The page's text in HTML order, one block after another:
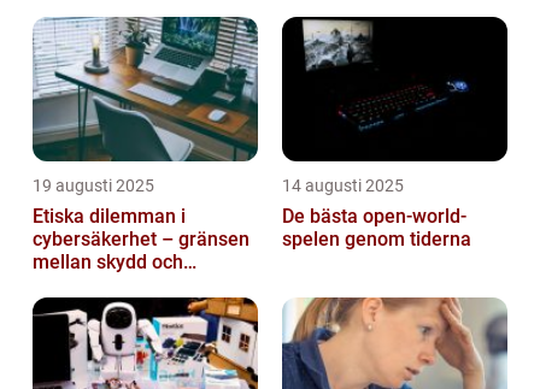
19 augusti 2025
Etiska dilemman i
cybersäkerhet – gränsen
mellan skydd och
14 augusti 2025
De bästa open-world-
spelen genom tiderna